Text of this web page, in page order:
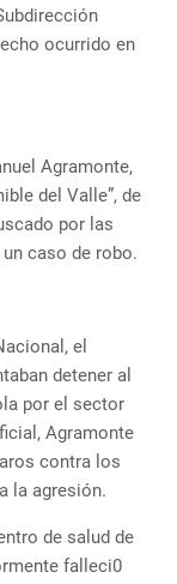
ocurrido en
Agramonte,
del Valle”, de
por las
caso de robo.
el
detener al
por el sector
Agramonte
contra los
la agresión.
de salud de
falleci0